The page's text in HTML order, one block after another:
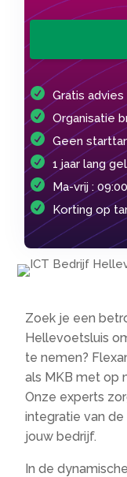
Gratis advies
Organisatie
Geen
1 jaar lang
Ma-vrij :
Korting op
Zoek je een
Hellevoetsluis
te nemen?
als MKB met op
Onze experts
integratie van
jouw bedrijf.​
In de